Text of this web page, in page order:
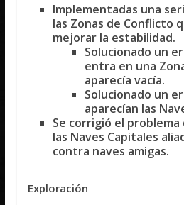
Implementadas una
las Zonas de Conflicto
mejorar la estabilidad.
Solucionado un
entra en una
aparecía vacía.
Solucionado un
aparecían las
Se corrigió el problema
las Naves Capitales
contra naves amigas.
Exploración